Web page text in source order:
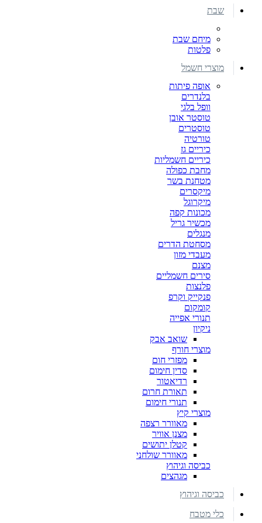
שבת
מיחם שבת
פלטות
מוצרי חשמל
אופה פיתות
בלנדרים
וופל בלגי
טוסטר אובן
טוסטרים
טורטיה
כיריים גז
כיריים חשמליות
מחבת כפולה
מטחנת בשר
מיקסרים
מיקרוגל
מכונות קפה
מכשיר גריל
מנגלים
מסחטת הדרים
מעבדי מזון
מצנם
סירים חשמליים
פלנצות
פנקייק וקרפ
קומקום
תנורי אפייה
ניקיון
שואב אבק
מוצרי חורף
מפזרי חום
סדין חימום
רדיאטור
תאורת חרום
תנורי חימום
מוצרי קיץ
מאוורר רצפה
מצנן אוויר
קטלן יתושים
מאוורר שולחני
כביסה וגיהוץ
מגהצים
כביסה וגיהוץ
כלי מטבח